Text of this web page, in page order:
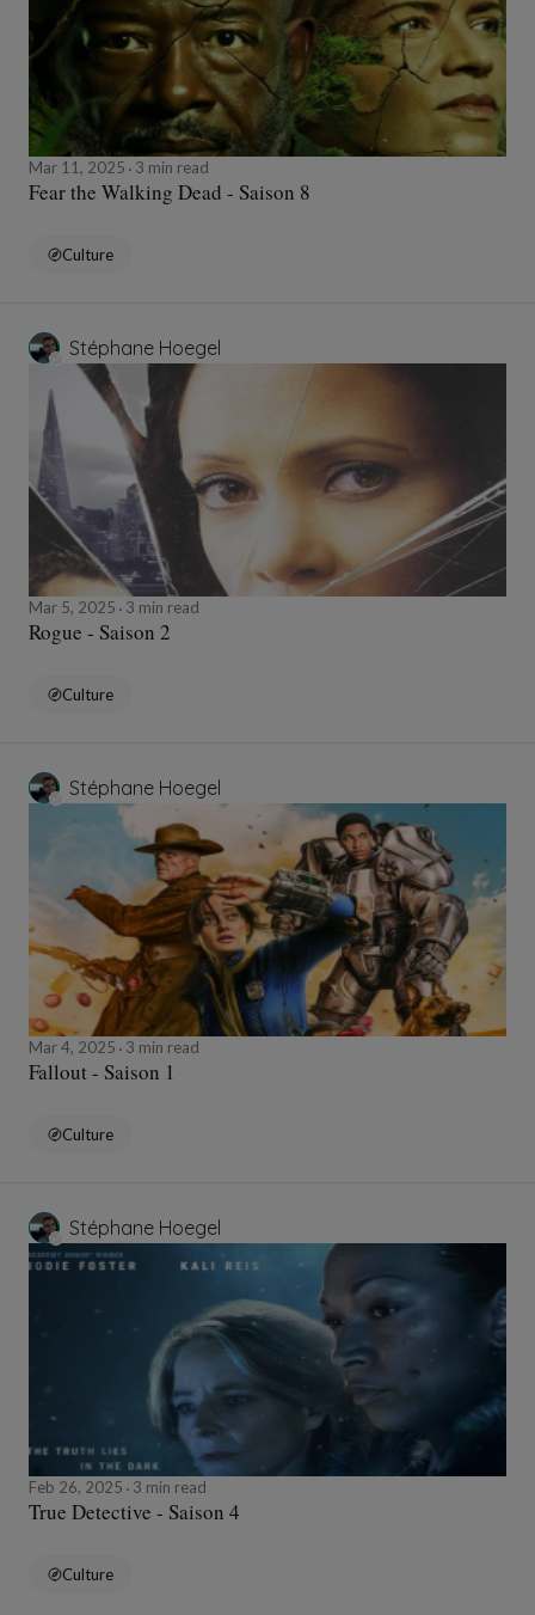
Mar 11, 2025 3 min read
Fear the Walking Dead - Saison 8
Culture
Stéphane Hoegel
Mar 5, 2025 3 min read
Rogue - Saison 2
Culture
Stéphane Hoegel
Mar 4, 2025 3 min read
Fallout - Saison 1
Culture
Stéphane Hoegel
Feb 26, 2025 3 min read
True Detective - Saison 4
Culture